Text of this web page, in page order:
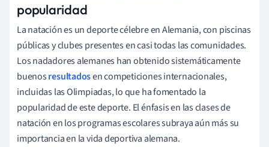
popularidad
La natación es un deporte célebre en Alemania, con piscinas
públicas y clubes presentes en casi todas las comunidades.
Los nadadores alemanes han obtenido sistemáticamente
buenosresultadosen competiciones internacionales,
incluidas las Olimpiadas, lo que ha fomentado la
popularidad de este deporte. El énfasis en las clases de
natación en los programas escolares subraya aún más su
importancia en la vida deportiva alemana.